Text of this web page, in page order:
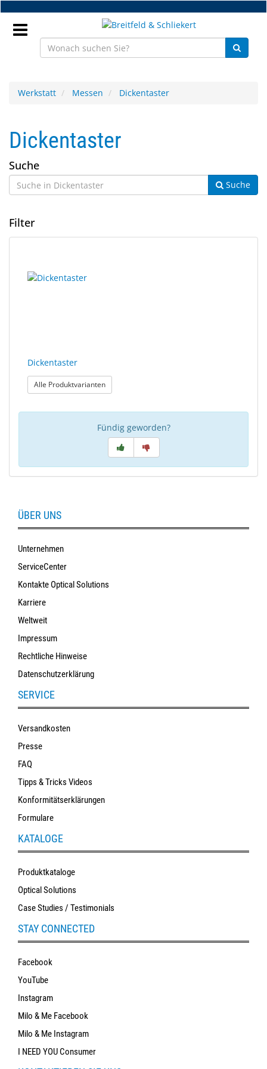
Zum
Hauptinhalt
springen
NEU
Brillenteile
Handelsware
Sonne
JustMILO
NEED
YOU
Schleiftechnik
Werkstatt Messen Dickentaster
Dickentaster
Suche
Suche
Filter
Ergebnisse
gerendert.
Dickentaster
Alle Produktvarianten: Dickentaster
Fündig geworden?
ÜBER UNS
Unternehmen
ServiceCenter
Kontakte Optical Solutions
Karriere
Weltweit
Impressum
Rechtliche Hinweise
Datenschutzerklärung
SERVICE
Versandkosten
Presse
FAQ
Tipps & Tricks Videos
Konformitätserklärungen
Formulare
KATALOGE
Produktkataloge
Optical Solutions
Case Studies / Testimonials
STAY CONNECTED
Facebook
YouTube
Instagram
Milo & Me Facebook
Milo & Me Instagram
I NEED YOU Consumer